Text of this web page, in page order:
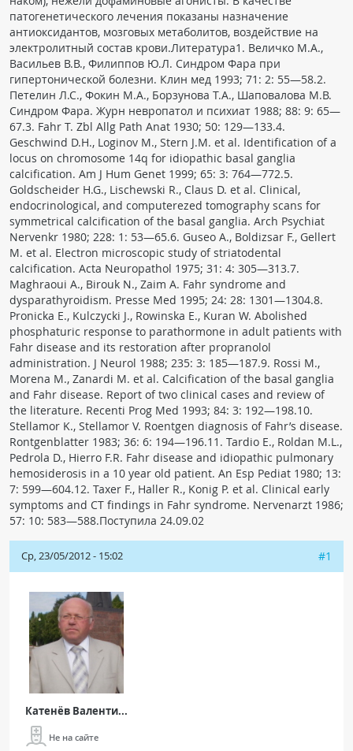
патогенетического лечения показаны назначение
антиоксидантов, мозговых метаболитов, воздействие на
электролитный состав крови.Литература1. Величко М.А.,
Васильев В.В., Филиппов Ю.Л. Синдром Фара при
гипертонической болезни. Клин мед 1993; 71: 2: 55—58.2.
Петелин Л.С., Фокин М.А., Борзунова Т.А., Шаповалова М.В.
Синдром Фара. Журн невропатол и психиат 1988; 88: 9: 65—
67.3. Fahr T. Zbl Allg Path Anat 1930; 50: 129—133.4.
Geschwind D.H., Loginov M., Stern J.M. et al. Identification of a
locus on chromosome 14q for idiopathic basal ganglia
calcification. Am J Hum Genet 1999; 65: 3: 764—772.5.
Goldscheider H.G., Lischewski R., Claus D. et al. Clinical,
endocrinological, and computerezed tomography scans for
symmetrical calcification of the basal ganglia. Arch Psychiat
Nervenkr 1980; 228: 1: 53—65.6. Guseo A., Boldizsar F., Gellert
M. et al. Electron microscopic study of striatodental
calcification. Acta Neuropathol 1975; 31: 4: 305—313.7.
Maghraoui A., Birouk N., Zaim A. Fahr syndrome and
dysparathyroidism. Presse Med 1995; 24: 28: 1301—1304.8.
Pronicka E., Kulczycki J., Rowinska E., Kuran W. Abolished
phosphaturic response to parathormone in adult patients with
Fahr disease and its restoration after propranolol
administration. J Neurol 1988; 235: 3: 185—187.9. Rossi M.,
Morena M., Zanardi M. et al. Calcification of the basal ganglia
and Fahr disease. Report of two clinical cases and review of
the literature. Recenti Prog Med 1993; 84: 3: 192—198.10.
Stellamor K., Stellamor V. Roentgen diagnosis of Fahr’s disease.
Rontgenblatter 1983; 36: 6: 194—196.11. Tardio E., Roldan M.L.,
Pedrola D., Hierro F.R. Fahr disease and idiopathic pulmonary
hemosiderosis in a 10 year old patient. An Esp Pediat 1980; 13:
7: 599—604.12. Taxer F., Haller R., Konig P. et al. Clinical early
symptoms and CT findings in Fahr syndrome. Nervenarzt 1986;
57: 10: 583—588.Поступила 24.09.02
Ср, 23/05/2012 - 15:02 #1
Катенёв Валенти...
Не на сайте